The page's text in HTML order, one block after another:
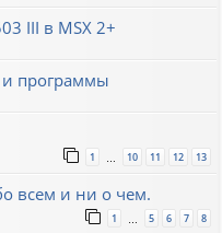
III в MSX 2+
и программы
1 10 11 12 13
всем и ни о чем.
1 5 6 7 8